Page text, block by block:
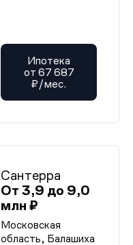
Ипотека
от 67 687
₽/мес.
Сантерра
От 3,9 до 9,0
млн ₽
Московская
область, Балашиха